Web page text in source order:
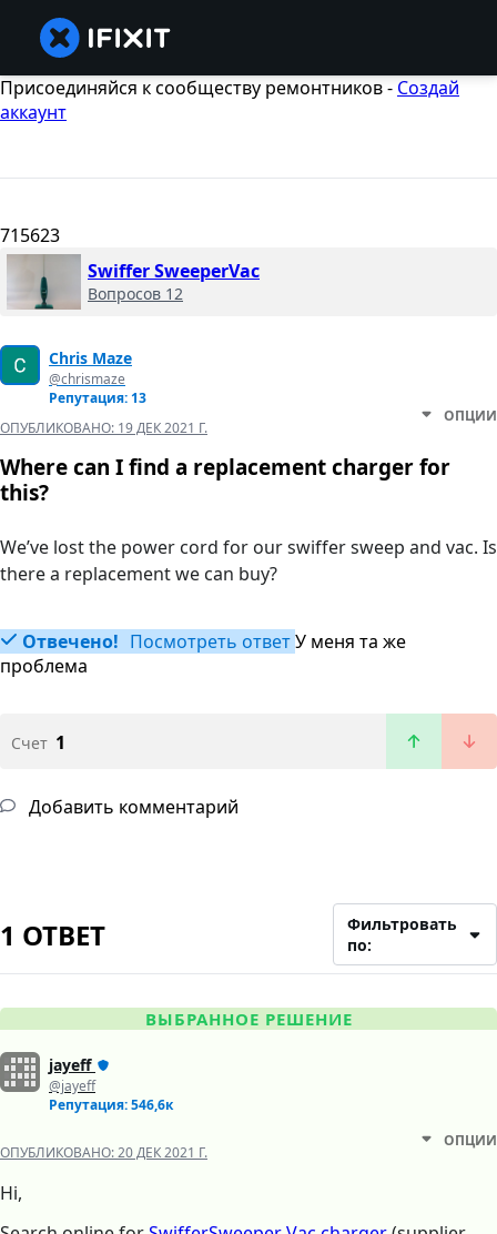
Присоединяйся к сообществу ремонтников - Создай
аккаунт
715623
Swiffer SweeperVac
Вопросов 12
Chris Maze
@chrismaze
Репутация: 13
ОПУБЛИКОВАНО: 19 ДЕК 2021 Г.
ОПЦИИ
Where can I find a replacement charger for
this?
We’ve lost the power cord for our swiffer sweep and vac. Is
there a replacement we can buy?
Отвечено! Посмотреть ответУ меня та же
проблема
Счет 1
Добавить комментарий
1 ОТВЕТ
Фильтровать
по:
ВЫБРАННОЕ РЕШЕНИЕ
jayeff
@jayeff
Репутация: 546,6к
ОПУБЛИКОВАНО:20 ДЕК 2021 Г.
ОПЦИИ
Hi,